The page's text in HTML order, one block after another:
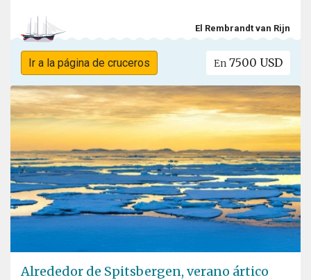
El Rembrandt van Rijn
Ir a la página de cruceros En 7500 USD
Alrededor de Spitsbergen, verano ártico